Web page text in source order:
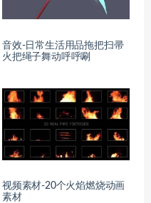
音效-日常生活用品拖把扫帚
火把绳子舞动呼呼唰
视频素材-20个火焰燃烧动画
素材